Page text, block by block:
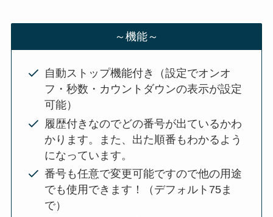
～機能～
自動ストップ機能付き（設定でオンオ
フ・秒数・カウントダウンの表示が設定
可能）
履歴付きなのでどの番号が出ているかわ
かります。また、出た順番もわかるよう
になっています。
番号も任意で変更可能ですので他の用途
でも使用できます！（デフォルト75ま
で）